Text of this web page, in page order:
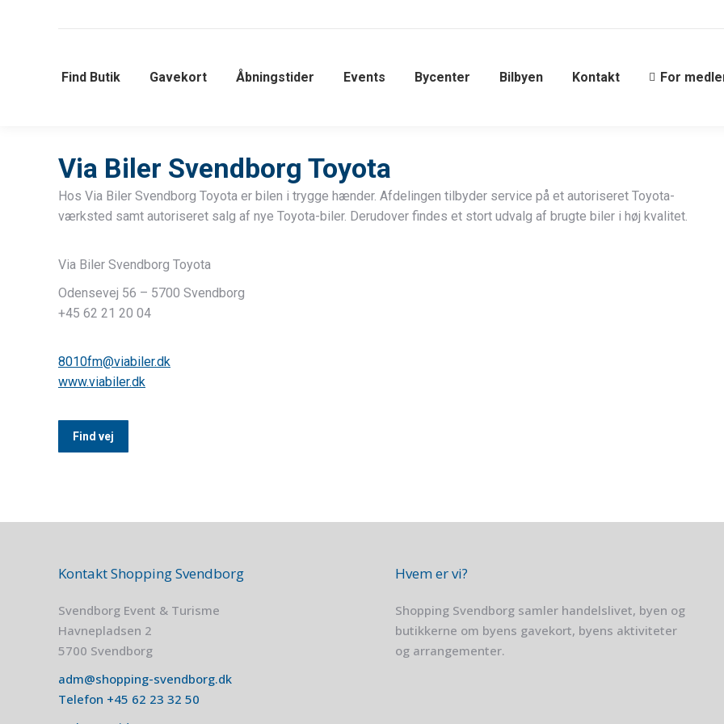
Find Butik Gavekort Åbningstider Events Bycenter Bilbyen Kontakt For
Via Biler Svendborg Toyota
Hos Via Biler Svendborg Toyota er bilen i trygge hænder. Afdelingen tilbyder service på et autoriseret Toyota-
værksted samt autoriseret salg af nye Toyota-biler. Derudover findes et stort udvalg af brugte biler i høj kvalitet.
Via Biler Svendborg Toyota
Odensevej 56 – 5700 Svendborg
+45 62 21 20 04
8010fm@viabiler.dk
www.viabiler.dk
Find vej
Kontakt Shopping Svendborg
Svendborg Event & Turisme
Havnepladsen 2
5700 Svendborg
adm@shopping-svendborg.dk
Telefon +45 62 23 32 50
Hvem er vi?
Shopping Svendborg samler handelslivet, byen og
butikkerne om byens gavekort, byens aktiviteter
og arrangementer.